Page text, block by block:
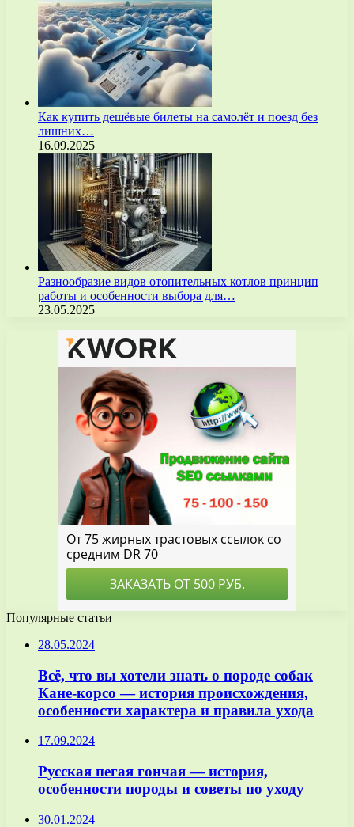
Как купить дешёвые билеты на самолёт и поезд без
лишних…
16.09.2025
Разнообразие видов отопительных котлов принцип
работы и особенности выбора для…
23.05.2025
Популярные статьи
28.05.2024
Всё, что вы хотели знать о породе собак
Кане-корсо — история происхождения,
особенности характера и правила ухода
17.09.2024
Русская пегая гончая — история,
особенности породы и советы по уходу
30.01.2024